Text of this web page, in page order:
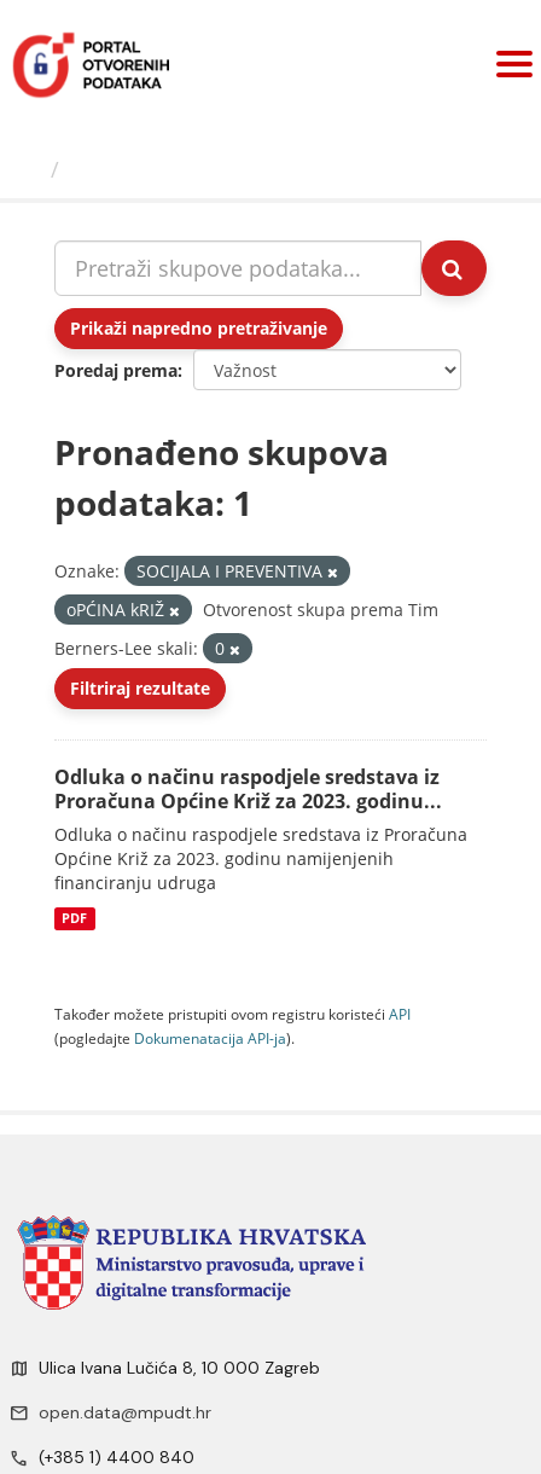
sadržaj
Prikaži napredno pretraživanje
Poredaj prema
Pronađeno skupova
podataka: 1
Oznake:
SOCIJALA I PREVENTIVA
oPĆINA kRIŽ
Otvorenost skupa prema Tim
Berners-Lee skali:
0
Filtriraj rezultate
Odluka o načinu raspodjele sredstava iz
Proračuna Općine Križ za 2023. godinu...
Odluka o načinu raspodjele sredstava iz Proračuna
Općine Križ za 2023. godinu namijenjenih
financiranju udruga
PDF
Također možete pristupiti ovom registru koristeći API
(pogledajte Dokumenаtаcijа API-jа).